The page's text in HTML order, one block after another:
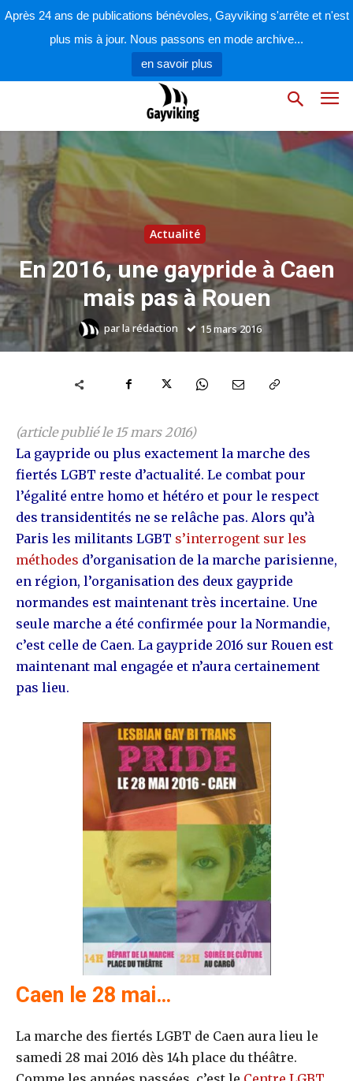
Après 24 ans de publications bénévoles, Gayviking s'arrête et n'est
plus mis à jour. Nous passons en mode archive...
en savoir plus
Actualité
En 2016, une gaypride à Caen
mais pas à Rouen
parla rédaction 15 mars 2016
(article publié le 15 mars 2016)
La gaypride ou plus exactement la marche des
fiertés LGBT reste d’actualité. Le combat pour
l’égalité entre homo et hétéro et pour le respect
des transidentités ne se relâche pas. Alors qu’à
Paris les militants LGBT s’interrogent sur les
méthodes d’organisation de la marche parisienne,
en région, l’organisation des deux gaypride
normandes est maintenant très incertaine. Une
seule marche a été confirmée pour la Normandie,
c’est celle de Caen. La gaypride 2016 sur Rouen est
maintenant mal engagée et n’aura certainement
pas lieu.
Caen le 28 mai…
La marche des fiertés LGBT de Caen aura lieu le
samedi 28 mai 2016 dès 14h place du théâtre.